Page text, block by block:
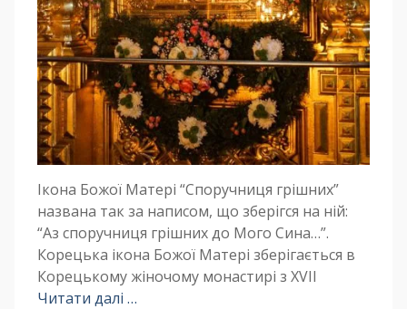
Ікона Божої Матері “Споручниця грішних”
названа так за написом, що зберігся на ній:
“Аз споручниця грішних до Мого Сина…”.
Корецька ікона Божої Матері зберігається в
Корецькому жіночому монастирі з XVII
Читати далі …